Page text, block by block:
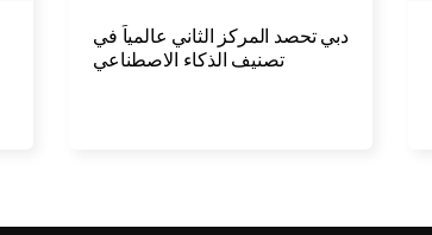
دبي تحصد المركز الثاني عالمياً في
تصنيف الذكاء الاصطناعي